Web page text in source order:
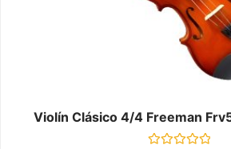
Violín Clásico 4/4 Freeman